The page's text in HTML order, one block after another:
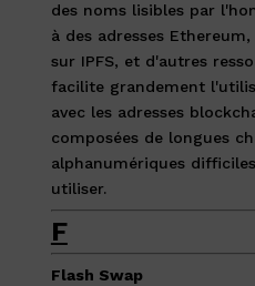
des noms lisibles par
à des adresses
sur IPFS, et d'autres
facilite grandement
avec les adresses
composées de longues
alphanumériques
utiliser.
F
Flash Swap